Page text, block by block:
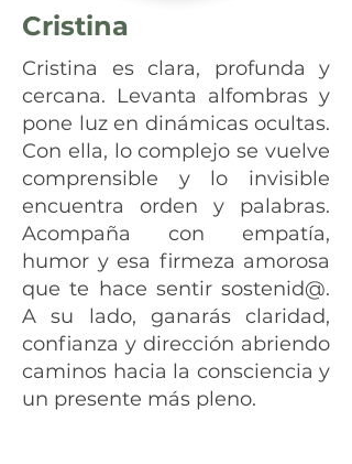
Cristina
Cristina es clara, profunda y
cercana. Levanta alfombras y
pone luz en dinámicas ocultas.
Con ella, lo complejo se vuelve
comprensible y lo invisible
encuentra orden y palabras.
Acompaña con empatía,
humor y esa firmeza amorosa
que te hace sentir sostenid@.
A su lado, ganarás claridad,
confianza y dirección abriendo
caminos hacia la consciencia y
un presente más pleno.